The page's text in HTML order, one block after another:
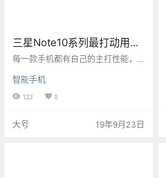
三星Note10系列最打动用户
的不止S Pen和5G？苹果输
每一款手机都有自己的主打性能，
自然也不例外，其升级的智慧型S P
en、后置四摄、超感官全视屏，以
智能手机
123 0
大号 19年9月23日